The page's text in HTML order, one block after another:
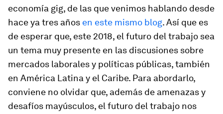
economía gig, de las que venimos hablando desde
hace ya tres años en este mismo blog. Así que es
de esperar que, este 2018, el futuro del trabajo sea
un tema muy presente en las discusiones sobre
mercados laborales y políticas públicas, también
en América Latina y el Caribe. Para abordarlo,
conviene no olvidar que, además de amenazas y
desafíos mayúsculos, el futuro del trabajo nos